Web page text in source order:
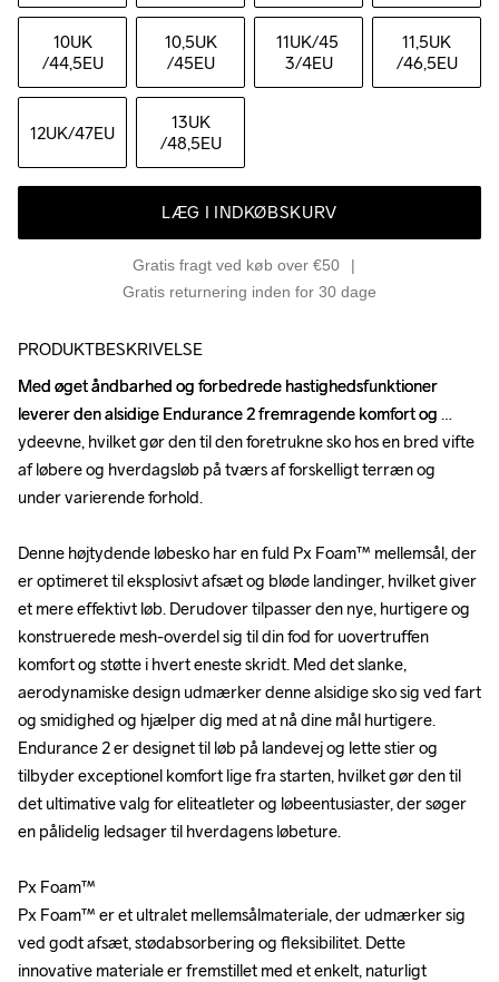
10UK
/44,5EU
10,5UK
/45EU
11UK/45
3/4EU
11,5UK
/46,5EU
12UK/47EU
13UK
/48,5EU
LÆG I INDKØBSKURV
Gratis fragt ved køb over €50
Gratis returnering inden for 30 dage
PRODUKTBESKRIVELSE
Med øget åndbarhed og forbedrede hastighedsfunktioner
leverer den alsidige Endurance 2 fremragende komfort og
ydeevne, hvilket gør den til den foretrukne sko hos en bred vifte
af løbere og hverdagsløb på tværs af forskelligt terræn og
under varierende forhold.
Denne højtydende løbesko har en fuld Px Foam™ mellemsål, der
er optimeret til eksplosivt afsæt og bløde landinger, hvilket giver
et mere effektivt løb. Derudover tilpasser den nye, hurtigere og
konstruerede mesh-overdel sig til din fod for uovertruffen
komfort og støtte i hvert eneste skridt. Med det slanke,
aerodynamiske design udmærker denne alsidige sko sig ved fart
og smidighed og hjælper dig med at nå dine mål hurtigere.
Endurance 2 er designet til løb på landevej og lette stier og
tilbyder exceptionel komfort lige fra starten, hvilket gør den til
det ultimative valg for eliteatleter og løbeentusiaster, der søger
en pålidelig ledsager til hverdagens løbeture.
Px Foam™
Px Foam™ er et ultralet mellemsålmateriale, der udmærker sig
ved godt afsæt, stødabsorbering og fleksibilitet. Dette
innovative materiale er fremstillet med et enkelt, naturligt
Med øget åndbarhed og forbedrede hastighedsfunktioner
leverer den alsidige Endurance 2 fremragende komfort og
ydeevne, hvilket gør den til den foretrukne sko hos en bred vifte
af løbere og hverdagsløb på tværs af forskelligt terræn og
under varierende forhold.
Denne højtydende løbesko har en fuld Px Foam™ mellemsål, der
er optimeret til eksplosivt afsæt og bløde landinger, hvilket giver
et mere effektivt løb. Derudover tilpasser den nye, hurtigere og
konstruerede mesh-overdel sig til din fod for uovertruffen
komfort og støtte i hvert eneste skridt. Med det slanke,
aerodynamiske design udmærker denne alsidige sko sig ved fart
og smidighed og hjælper dig med at nå dine mål hurtigere.
Endurance 2 er designet til løb på landevej og lette stier og
tilbyder exceptionel komfort lige fra starten, hvilket gør den til
det ultimative valg for eliteatleter og løbeentusiaster, der søger
en pålidelig ledsager til hverdagens løbeture.
Px Foam™
Px Foam™ er et ultralet mellemsålmateriale, der udmærker sig
ved godt afsæt, stødabsorbering og fleksibilitet. Dette
innovative materiale er fremstillet med et enkelt, naturligt